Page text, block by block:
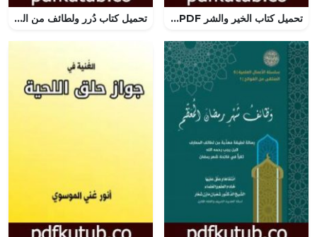
تحميل كتاب الخير والشر PDF تأليف محمد متولي الشعراوي مجانا [كامل] تحميل كتاب دُرر ولطائف من القرآن الكريم PDF تأليف محمد رمضان الجبور مجانا [كامل]